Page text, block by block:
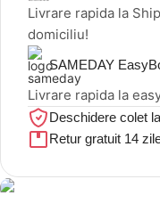
Livrare rapida la
domiciliu!
SAMEDAY
Livrare rapida la
Deschidere colet
Retur gratuit 14